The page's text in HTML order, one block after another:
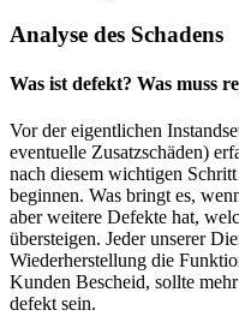
Analyse des Schadens
Was ist defekt? Was muss
Vor der eigentlichen
eventuelle Zusatzschäden)
nach diesem wichtigen
beginnen. Was bringt es,
aber weitere Defekte hat,
übersteigen. Jeder unserer
Wiederherstellung die
Kunden Bescheid, sollte
defekt sein.